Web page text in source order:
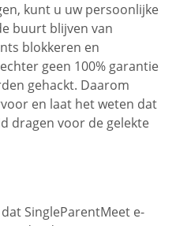
kunt u uw persoonlijke
buurt blijven van
blokkeren en
geen 100% garantie
gehackt. Daarom
en laat het weten dat
dragen voor de gelekte
SingleParentMeet e-